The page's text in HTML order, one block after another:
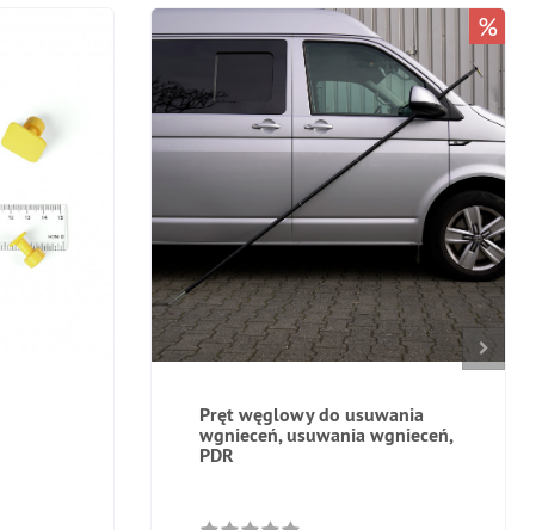
Pręt węglowy do usuwania
wgnieceń, usuwania wgnieceń,
PDR
%